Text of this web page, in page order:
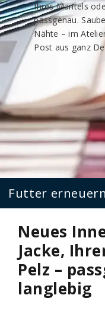
Ihres Mantels
passgenau.
Nähte – im
Post aus ganz
Futter
Neues
Jacke,
Pelz –
langlebig